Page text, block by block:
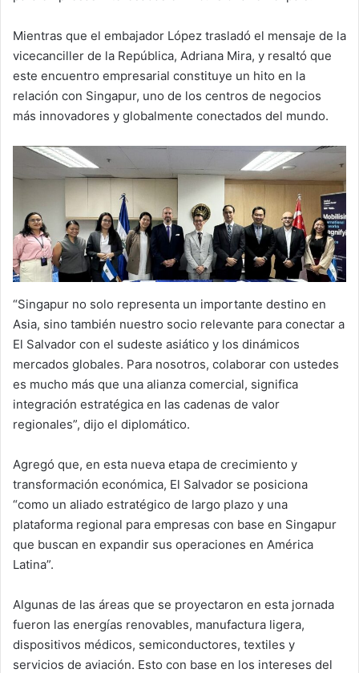
Mientras que el embajador López trasladó el mensaje de la
vicecanciller de la República, Adriana Mira, y resaltó que
este encuentro empresarial constituye un hito en la
relación con Singapur, uno de los centros de negocios
más innovadores y globalmente conectados del mundo.
“Singapur no solo representa un importante destino en
Asia, sino también nuestro socio relevante para conectar a
El Salvador con el sudeste asiático y los dinámicos
mercados globales. Para nosotros, colaborar con ustedes
es mucho más que una alianza comercial, significa
integración estratégica en las cadenas de valor
regionales”, dijo el diplomático.
Agregó que, en esta nueva etapa de crecimiento y
transformación económica, El Salvador se posiciona
“como un aliado estratégico de largo plazo y una
plataforma regional para empresas con base en Singapur
que buscan en expandir sus operaciones en América
Latina”.
Algunas de las áreas que se proyectaron en esta jornada
fueron las energías renovables, manufactura ligera,
dispositivos médicos, semiconductores, textiles y
servicios de aviación. Esto con base en los intereses del